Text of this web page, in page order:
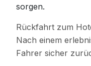
sorgen.
Rückfahrt zum
Nach einem
Fahrer sicher